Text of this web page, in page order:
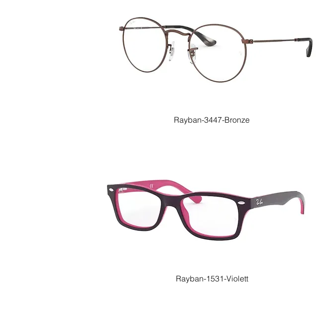
Rayban-3447-Bronze
Rayban-1531-Violett